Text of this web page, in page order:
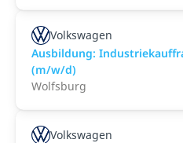
Volkswagen
Ausbildung:
(m/w/d)
Wolfsburg
Volkswagen